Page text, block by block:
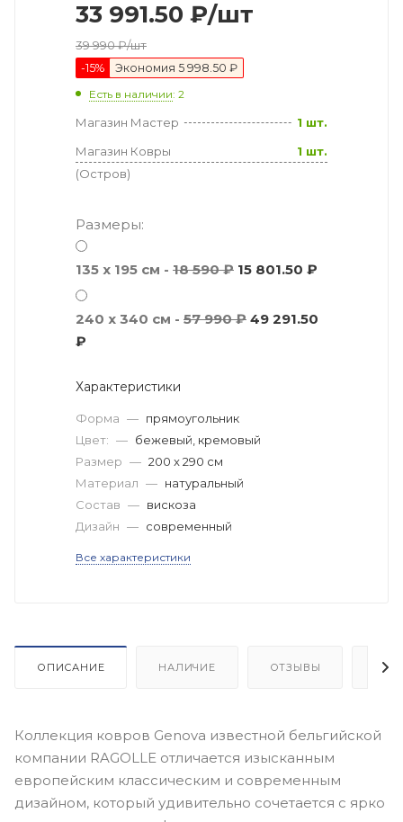
33 991.50 ₽/шт
39 990₽/шт
-15% Экономия 5 998.50 ₽
Есть в наличии: 2
Магазин Мастер
1 шт.
Магазин Ковры
(Остров)
1 шт.
Размеры:
135 х 195 см - 18 590 ₽ 15 801.50 ₽
240 x 340 см - 57 990 ₽ 49 291.50
₽
Характеристики
Форма — прямоугольник
Цвет: — бежевый, кремовый
Размер — 200 x 290 см
Материал — натуральный
Состав — вискоза
Дизайн — современный
Все характеристики
ОПИСАНИЕ НАЛИЧИЕ ОТЗЫВЫ
Коллекция ковров Genova известной бельгийской
компании RAGOLLE отличается изысканным
европейским классическим и современным
дизайном, который удивительно сочетается с ярко